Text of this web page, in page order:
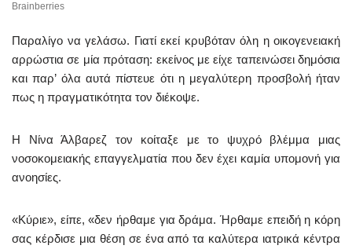
Παραλίγο να γελάσω. Γιατί εκεί κρυβόταν όλη η οικογενειακή
αρρώστια σε μία πρόταση: εκείνος με είχε ταπεινώσει δημόσια
και παρ’ όλα αυτά πίστευε ότι η μεγαλύτερη προσβολή ήταν
πως η πραγματικότητα τον διέκοψε.
Η Νίνα Άλβαρεζ τον κοίταξε με το ψυχρό βλέμμα μιας
νοσοκομειακής επαγγελματία που δεν έχει καμία υπομονή για
ανοησίες.
«Κύριε», είπε, «δεν ήρθαμε για δράμα. Ήρθαμε επειδή η κόρη
σας κέρδισε μια θέση σε ένα από τα καλύτερα ιατρικά κέντρα